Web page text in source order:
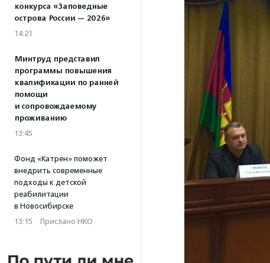
конкурса «Заповедные
острова России — 2026»
14:21
Минтруд представил
программы повышения
квалификации по ранней
помощи
и сопровождаемому
проживанию
13:45
Фонд «Катрен» поможет
внедрить современные
подходы к детской
реабилитации
в Новосибирске
13:15 · Прислано НКО